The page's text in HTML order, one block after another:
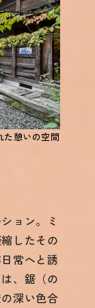
た憩いの空間
ョン。ミ
したその
常へと誘
、鋸（の
深い色合